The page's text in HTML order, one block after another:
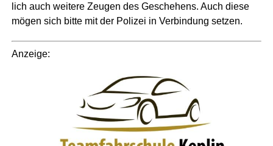
lich auch wei­te­re Zeu­gen des Gesche­hens. Auch die­se
mögen sich bit­te mit der Poli­zei in Ver­bin­dung setzen.
Anzei­ge: